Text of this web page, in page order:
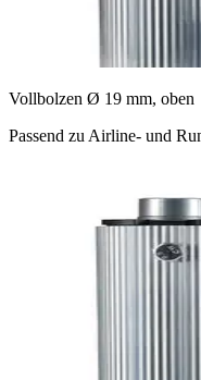
Vollbolzen Ø 19 mm, oben
Passend zu Airline- und